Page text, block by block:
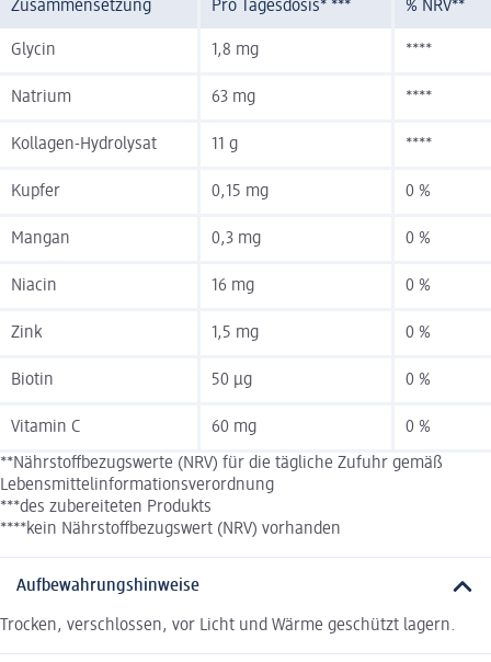
Zusammensetzung Pro Tagesdosis* *** % NRV**
Glycin 1,8 mg ****
Natrium 63 mg ****
Kollagen-Hydrolysat 11 g ****
Kupfer 0,15 mg 0 %
Mangan 0,3 mg 0 %
Niacin 16 mg 0 %
Zink 1,5 mg 0 %
Biotin 50 µg 0 %
Vitamin C 60 mg 0 %
**Nährstoffbezugswerte (NRV) für die tägliche Zufuhr gemäß
Lebensmittelinformationsverordnung
***des zubereiteten Produkts
****kein Nährstoffbezugswert (NRV) vorhanden
Aufbewahrungshinweise
Trocken, verschlossen, vor Licht und Wärme geschützt lagern.